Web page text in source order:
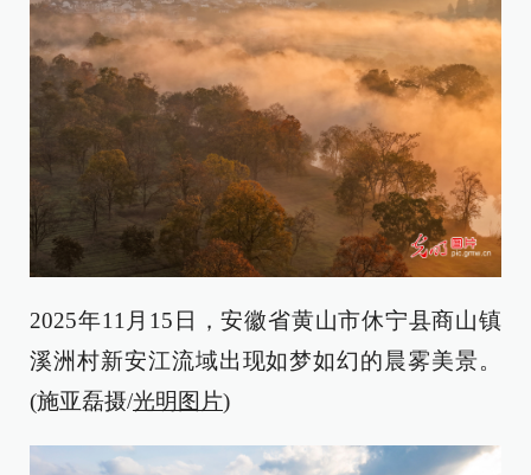
2025年11月15日，安徽省黄山市休宁县商山镇
溪洲村新安江流域出现如梦如幻的晨雾美景。
(施亚磊摄/光明图片)